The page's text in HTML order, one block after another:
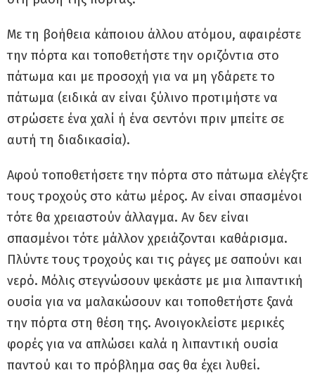
Με τη βοήθεια κάποιου άλλου ατόμου, αφαιρέστε
την πόρτα και τοποθετήστε την οριζόντια στο
πάτωμα και με προσοχή για να μη γδάρετε το
πάτωμα (ειδικά αν είναι ξύλινο προτιμήστε να
στρώσετε ένα χαλί ή ένα σεντόνι πριν μπείτε σε
αυτή τη διαδικασία).
Αφού τοποθετήσετε την πόρτα στο πάτωμα ελέγξτε
τους τροχούς στο κάτω μέρος. Αν είναι σπασμένοι
τότε θα χρειαστούν άλλαγμα. Αν δεν είναι
σπασμένοι τότε μάλλον χρειάζονται καθάρισμα.
Πλύντε τους τροχούς και τις ράγες με σαπούνι και
νερό. Μόλις στεγνώσουν ψεκάστε με μια λιπαντική
ουσία για να μαλακώσουν και τοποθετήστε ξανά
την πόρτα στη θέση της. Ανοιγοκλείστε μερικές
φορές για να απλώσει καλά η λιπαντική ουσία
παντού και το πρόβλημα σας θα έχει λυθεί.